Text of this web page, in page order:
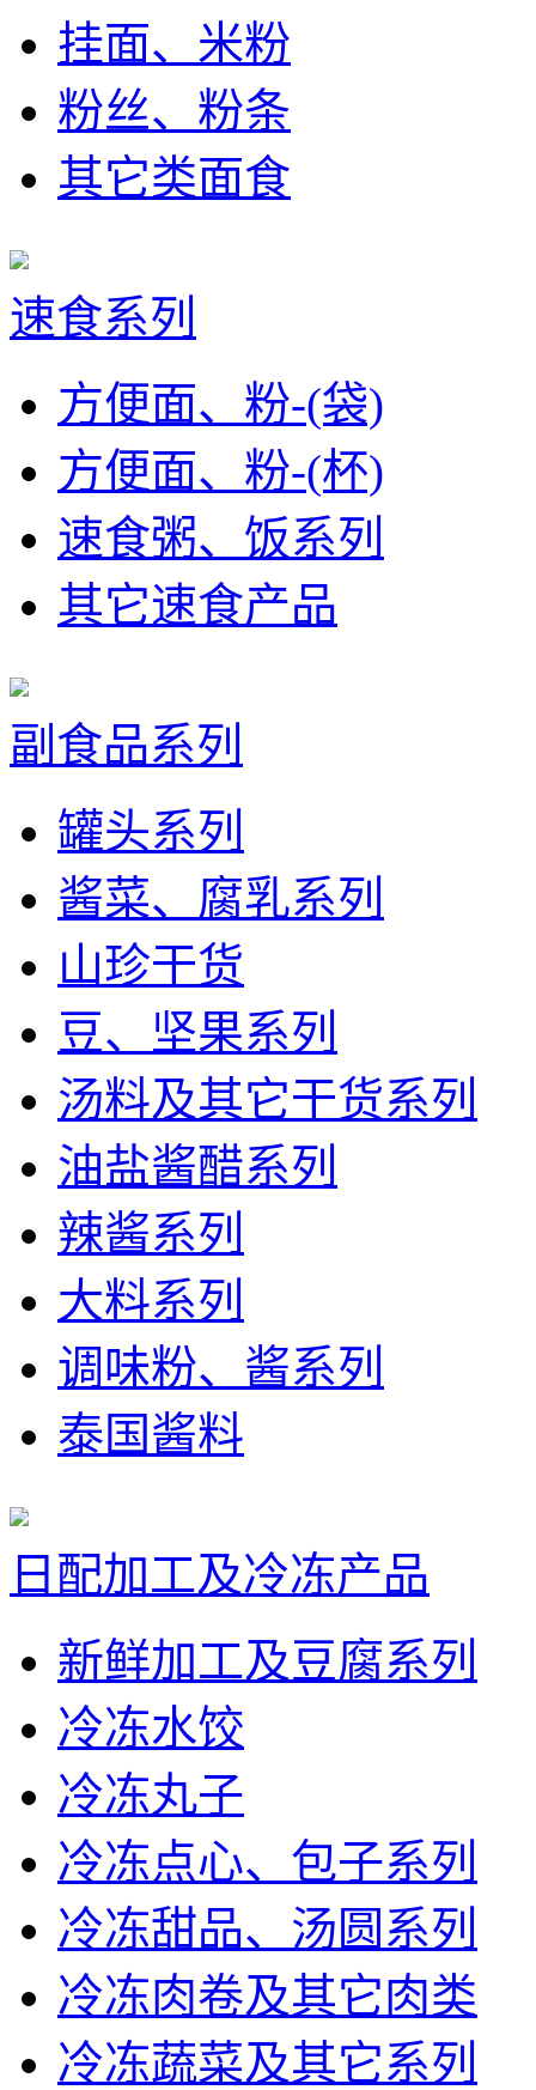
挂面、米粉
粉丝、粉条
其它类面食
速食系列
方便面、粉-(袋)
方便面、粉-(杯)
速食粥、饭系列
其它速食产品
副食品系列
罐头系列
酱菜、腐乳系列
山珍干货
豆、坚果系列
汤料及其它干货系列
油盐酱醋系列
辣酱系列
大料系列
调味粉、酱系列
泰国酱料
日配加工及冷冻产品
新鲜加工及豆腐系列
冷冻水饺
冷冻丸子
冷冻点心、包子系列
冷冻甜品、汤圆系列
冷冻肉卷及其它肉类
冷冻蔬菜及其它系列